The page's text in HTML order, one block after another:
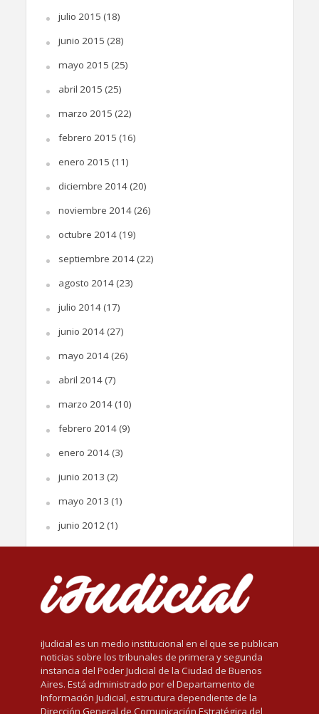
julio 2015 (18)
junio 2015 (28)
mayo 2015 (25)
abril 2015 (25)
marzo 2015 (22)
febrero 2015 (16)
enero 2015 (11)
diciembre 2014(20)
noviembre 2014(26)
octubre 2014(19)
septiembre 2014(22)
agosto 2014(23)
julio 2014(17)
junio 2014(27)
mayo 2014(26)
abril 2014(7)
marzo 2014(10)
febrero 2014(9)
enero 2014(3)
junio 2013 (2)
mayo 2013 (1)
junio 2012(1)
iJudicial es un medio institucional en el que se publican
noticias sobre los tribunales de primera y segunda
instancia del Poder Judicial de la Ciudad de Buenos
Aires. Está administrado por el Departamento de
Información Judicial, estructura dependiente de la
Dirección General de Comunicación Estratégica del